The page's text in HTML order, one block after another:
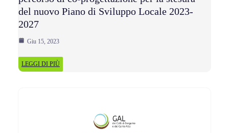
del nuovo Piano di Sviluppo Locale 2023-
2027
Giu 15, 2023
LEGGI DI PIÙ